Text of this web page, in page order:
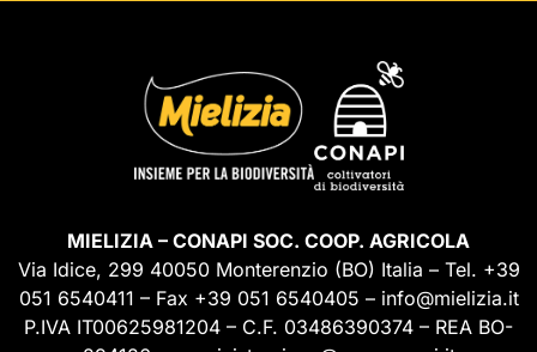
MIELIZIA – CONAPI SOC. COOP. AGRICOLA
Via Idice, 299 40050 Monterenzio (BO) Italia – Tel. +39
051 6540411 – Fax +39 051 6540405 – info@mielizia.it
P.IVA IT00625981204 – C.F. 03486390374 – REA BO-